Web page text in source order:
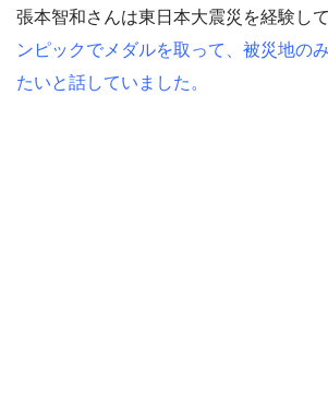
張本智和さんは東日本大震災を経験し
ンピックでメダルを取って、被災地の
たいと話していました。